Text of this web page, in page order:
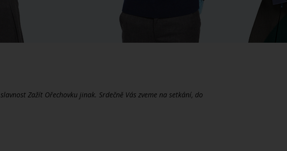
Zažít Ořechovku jinak. Srdečně Vás zveme na setkání, do